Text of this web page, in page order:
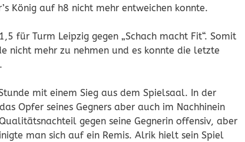
König auf h8 nicht mehr entweichen konnte.
für Turm Leipzig gegen „Schach macht Fit“. Somit
nicht mehr zu nehmen und es konnte die letzte
mit einem Sieg aus dem Spielsaal. In der
Opfer seines Gegners aber auch im Nachhinein
gegen seine Gegnerin offensiv, aber
man sich auf ein Remis. Alrik hielt sein Spiel